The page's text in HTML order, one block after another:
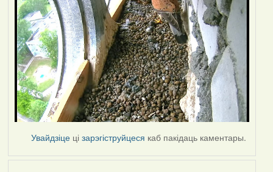
Увайдзіце цізарэгіструйцеся каб пакідаць каментары.